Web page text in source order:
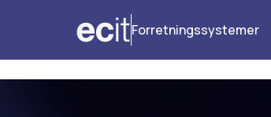
Forretningssystemer